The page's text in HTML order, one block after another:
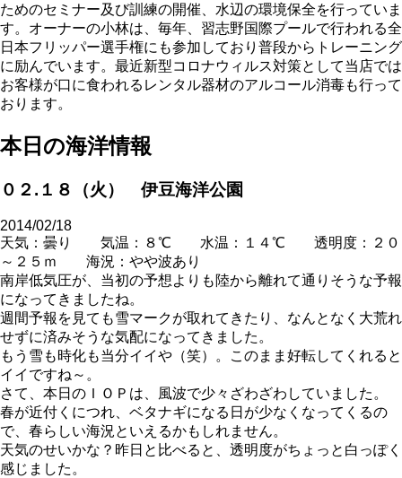
ためのセミナー及び訓練の開催、水辺の環境保全を行っていま
す。オーナーの小林は、毎年、習志野国際プールで行われる全
日本フリッパー選手権にも参加しており普段からトレーニング
に励んでいます。最近新型コロナウィルス対策として当店では
お客様が口に食われるレンタル器材のアルコール消毒も行って
おります。
本日の海洋情報
０２.１８（火） 伊豆海洋公園
2014/02/18
天気：曇り 気温：８℃ 水温：１４℃ 透明度：２０
～２５ｍ 海況：やや波あり
南岸低気圧が、当初の予想よりも陸から離れて通りそうな予報
になってきましたね。
週間予報を見ても雪マークが取れてきたり、なんとなく大荒れ
せずに済みそうな気配になってきました。
もう雪も時化も当分イイや（笑）。このまま好転してくれると
イイですね～。
さて、本日のＩＯＰは、風波で少々ざわざわしていました。
春が近付くにつれ、ベタナギになる日が少なくなってくるの
で、春らしい海況といえるかもしれません。
天気のせいかな？昨日と比べると、透明度がちょっと白っぽく
感じました。